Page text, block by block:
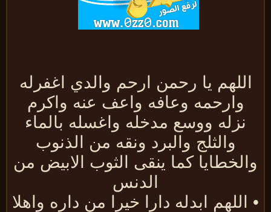
اللهم يا رحمن ارحم والدي اغفرله
وارحمه وعافه واعف عنه واكرم
نزله ووسع مدخله واغسله بالماء
والثلج والبرد ونقه من الذنوب
كما ينقى الثوب الابيض من
الدنس
اللهم ابدله دارا خيرا من داره واهلا